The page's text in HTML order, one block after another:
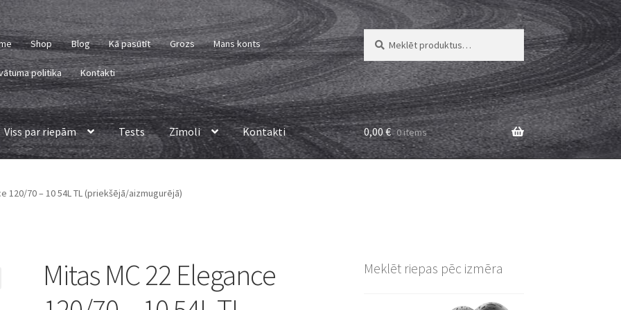
Shop Blog Kā pasūtīt Grozs Mans konts
politika Kontakti
Meklēt:
Meklēt
Viss par riepām Tests Zīmoli Kontakti 0,00€ 0 items
120/70 – 10 54L TL (priekšējā/aizmugurējā)
Mitas MC 22 Elegance
Meklēt riepas pēc izmēra